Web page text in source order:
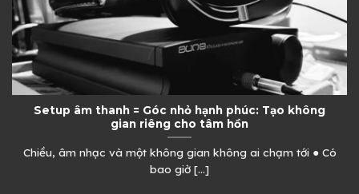
Setup âm thanh = Góc nhỏ hạnh phúc: Tạo không
gian riêng cho tâm hồn
Chiều, âm nhạc và một không gian không ai chạm tới ● Có
bao giờ [...]